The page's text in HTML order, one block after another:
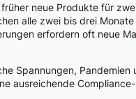
neue Produkte für
alle zwei bis drei
erfordern oft neue
Spannungen,
ausreichende